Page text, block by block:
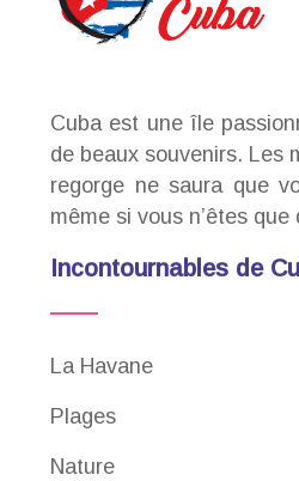
Cuba est une île
de beaux souvenirs. Les
regorge ne saura que
même si vous n’êtes que
Incontournables de
La Havane
Plages
Nature